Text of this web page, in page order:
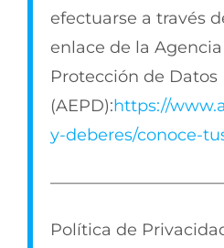
efectuarse a través
enlace de la
Protección de Datos
(AEPD):https://
y-deberes/conoce-
Política de